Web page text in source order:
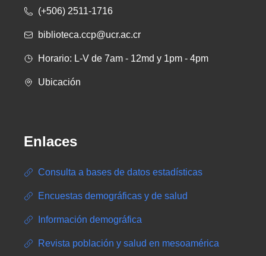
(+506) 2511-1716
biblioteca.ccp@ucr.ac.cr
Horario: L-V de 7am - 12md y 1pm - 4pm
Ubicación
Enlaces
Consulta a bases de datos estadísticas
Encuestas demográficas y de salud
Información demográfica
Revista población y salud en mesoamérica